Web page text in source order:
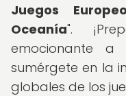
Juegos
Oceanía".
emocionante
sumérgete en la
globales de los